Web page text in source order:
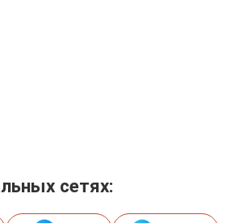
сетях: